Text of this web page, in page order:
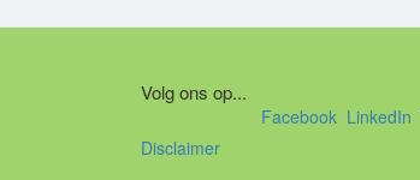
Volg ons op...
Facebook LinkedIn
Disclaimer